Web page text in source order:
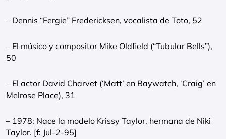
– Dennis “Fergie” Fredericksen, vocalista de Toto, 52
– El músico y compositor Mike Oldfield (“Tubular Bells”),
50
– El actor David Charvet (‘Matt’ en Baywatch, ‘Craig’ en
Melrose Place), 31
– 1978: Nace la modelo Krissy Taylor, hermana de Niki
Taylor. [f: Jul-2-95]